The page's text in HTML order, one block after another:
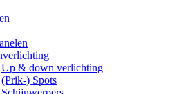
Up & down verlichting
(Prik-) Spots